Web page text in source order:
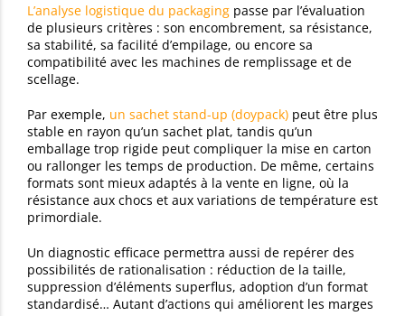
L’analyse logistique du packaging passe par l’évaluation
de plusieurs critères : son encombrement, sa résistance,
sa stabilité, sa facilité d’empilage, ou encore sa
compatibilité avec les machines de remplissage et de
scellage.
Par exemple, un sachet stand-up (doypack) peut être plus
stable en rayon qu’un sachet plat, tandis qu’un
emballage trop rigide peut compliquer la mise en carton
ou rallonger les temps de production. De même, certains
formats sont mieux adaptés à la vente en ligne, où la
résistance aux chocs et aux variations de température est
primordiale.
Un diagnostic efficace permettra aussi de repérer des
possibilités de rationalisation : réduction de la taille,
suppression d’éléments superflus, adoption d’un format
standardisé… Autant d’actions qui améliorent les marges